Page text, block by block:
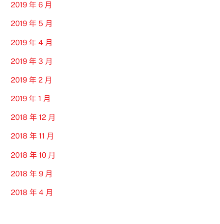
2019 年 6 月
2019 年 5 月
2019 年 4 月
2019 年 3 月
2019 年 2 月
2019 年 1 月
2018 年 12 月
2018 年 11 月
2018 年 10 月
2018 年 9 月
2018 年 4 月